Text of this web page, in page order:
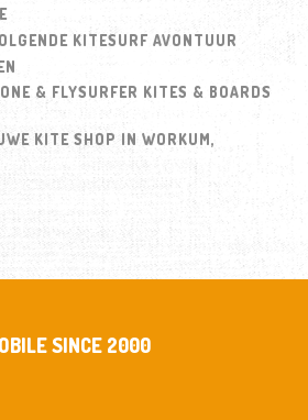
KITESURF AVONTUUR
& FLYSURFER KITES & BOARDS
KITE SHOP IN WORKUM,
SINCE 2000